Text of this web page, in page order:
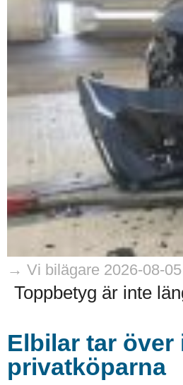
→ Vi bilägare 2026-08-
Toppbetyg är inte
Elbilar tar över
privatköparna